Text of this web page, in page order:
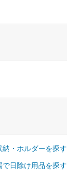
・ホルダーを探す
で日除け用品を探す